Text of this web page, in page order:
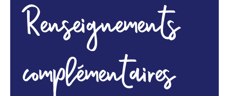
Renseignements
complémentaires